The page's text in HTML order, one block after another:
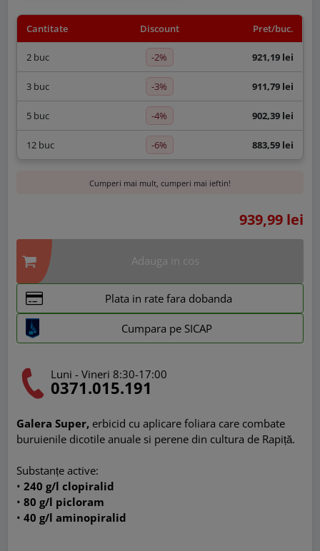
Cantitate Discount Pret/buc.
2 buc -2% 921,19 lei
3 buc -3% 911,79 lei
5 buc -4% 902,39 lei
12 buc -6% 883,59 lei
Cumperi mai mult, cumperi mai ieftin!
939,99 lei
Adauga in cos
Plata in rate fara dobanda
Cumpara pe SICAP
Luni - Vineri 8:30-17:00
0371.015.191
Galera Super, erbicid cu aplicare foliara care combate
buruienile dicotile anuale si perene din cultura de Rapiță.
Substanțe active:
• 240 g/l clopiralid
• 80 g/l picloram
• 40 g/l aminopiralid